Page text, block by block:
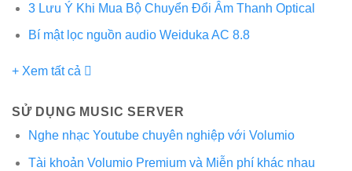
3 Lưu Ý Khi Mua Bộ Chuyển Đổi Âm Thanh Optical
Bí mật lọc nguồn audio Weiduka AC 8.8
+ Xem tất cả
SỬ DỤNG MUSIC SERVER
Nghe nhạc Youtube chuyên nghiệp với Volumio
Tài khoản Volumio Premium và Miễn phí khác nhau